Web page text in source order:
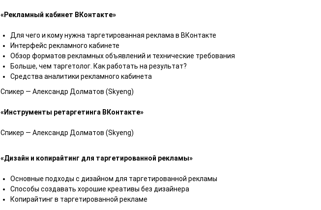
«Рекламный кабинет ВКонтакте»
Для чего и кому нужна таргетированная реклама в ВКонтакте
Интерфейс рекламного кабинете
Обзор форматов рекламных объявлений и технические требования
Больше, чем таргетолог. Как работать на результат?
Средства аналитики рекламного кабинета
Спикер — Александр Долматов (Skyeng)
«Инструменты ретаргетинга ВКонтакте»
Спикер — Александр Долматов (Skyeng)
«Дизайн и копирайтинг для таргетированной рекламы»
Основные подходы с дизайном для таргетированной рекламы
Способы создавать хорошие креативы без дизайнера
Копирайтинг в таргетированной рекламе